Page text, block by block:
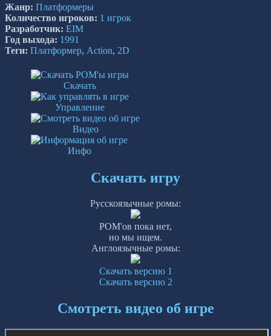
Жанр: Платформеры
Количество игроков: 1 игрок
Разработчик: EIM
Год выхода: 1991
Теги: Платформер, Action, 2D
Скачать
Управление
Видео
Инфо
Скачать игру
Русскоязычные ромы:
РОМ'ов пока нет,
но мы ищем.
Англоязычные ромы:
Скачать версию 1
Скачать версию 2
Смотреть видео об игре